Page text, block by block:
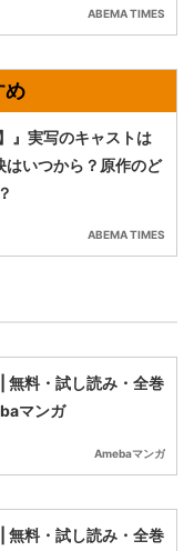
ABEMA TIMES
』実写のキャストは
はいつから？原作のど
ABEMA TIMES
| 無料・試し読み・全巻
マンガ
Amebaマンガ
| 無料・試し読み・全巻